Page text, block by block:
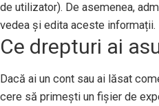
de utilizator). De asemenea,
vedea și edita aceste informații.
Ce drepturi ai
Dacă ai un cont sau ai lăsat
cere să primești un fișier de